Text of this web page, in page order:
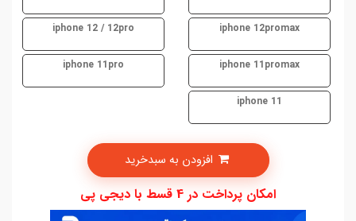
iphone 12promax
iphone 12 / 12pro
iphone 11promax
iphone 11pro
iphone 11
امکان پرداخت در 4 قسط با دیجی پی